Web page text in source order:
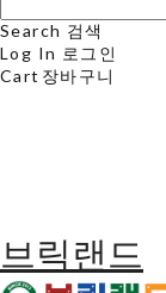
Search 검색
Log In 로그인
Cart 장바구니
브릭랜드